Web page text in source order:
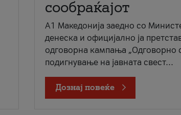
сообраќајот
A1 Македонија заедно со
денеска и официјално ја
одговорна кампања „Одговорно
подигнување на јавната свест...
Дознај повеќе